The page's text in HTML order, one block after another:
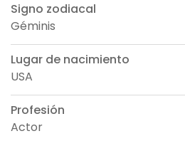
Signo zodiacal
Géminis
Lugar de nacimiento
USA
Profesión
Actor